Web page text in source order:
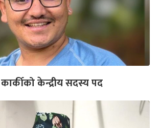
केन्द्रीय सदस्य पद